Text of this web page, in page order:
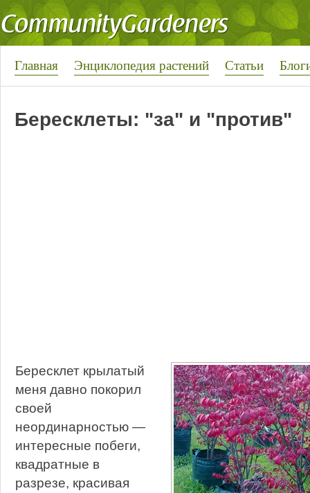
Главная Энциклопедия растений Статьи
Бересклеты: "за" и "против"
Бересклет крылатый
меня давно покорил
своей
неординарностью —
интересные побеги,
квадратные в
разрезе, красивая